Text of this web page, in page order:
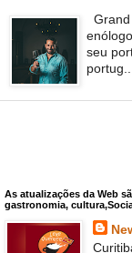
seu
portug...
As atualizações da Web
gastronomia,